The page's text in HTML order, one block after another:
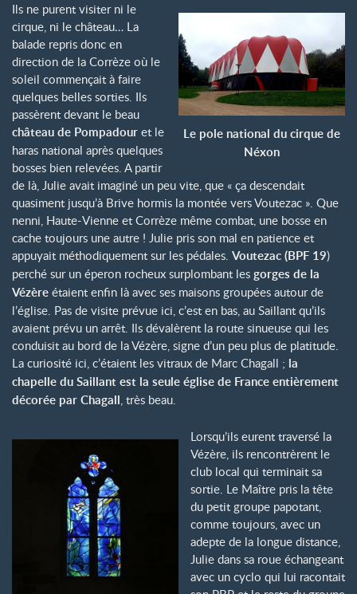
Le pole national du cirque de
Néxon
Ils ne purent visiter ni le
cirque, ni le château… La
balade repris donc en
direction de la Corrèze où le
soleil commençait à faire
quelques belles sorties. Ils
passèrent devant le beau
château de Pompadour et le
haras national après quelques
bosses bien relevées. A partir
de là, Julie avait imaginé un peu vite, que « ça descendait
quasiment jusqu’à Brive hormis la montée vers Voutezac ». Que
nenni, Haute-Vienne et Corrèze même combat, une bosse en
cache toujours une autre ! Julie pris son mal en patience et
appuyait méthodiquement sur les pédales. Voutezac (BPF 19)
perché sur un éperon rocheux surplombant les gorges de la
Vézère étaient enfin là avec ses maisons groupées autour de
l’église. Pas de visite prévue ici, c’est en bas, au Saillant qu’ils
avaient prévu un arrêt. Ils dévalèrent la route sinueuse qui les
conduisit au bord de la Vézère, signe d’un peu plus de platitude.
La curiosité ici, c’étaient les vitraux de Marc Chagall ; la
chapelle du Saillant est la seule église de France entièrement
décorée par Chagall, très beau.
Lorsqu’ils eurent traversé la
Vézère, ils rencontrèrent le
club local qui terminait sa
sortie. Le Maître pris la tête
du petit groupe papotant,
comme toujours, avec un
adepte de la longue distance,
Julie dans sa roue échangeant
avec un cyclo qui lui racontait